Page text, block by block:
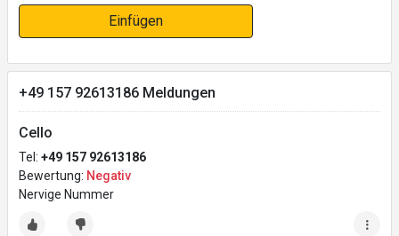
Einfügen
+49 157 92613186 Meldungen
Cello
Tel: +49 157 92613186
Bewertung: Negativ
Nervige Nummer